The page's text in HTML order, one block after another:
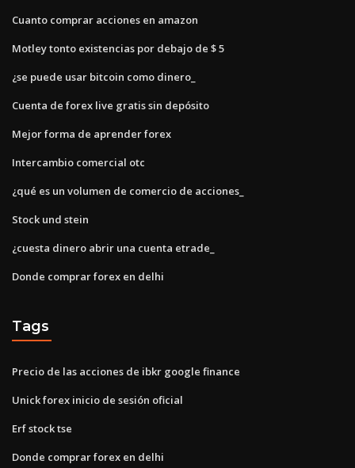
Cuanto comprar acciones en amazon
Motley tonto existencias por debajo de $ 5
¿se puede usar bitcoin como dinero_
Cuenta de forex live gratis sin depósito
Mejor forma de aprender forex
Intercambio comercial otc
¿qué es un volumen de comercio de acciones_
Stock und stein
¿cuesta dinero abrir una cuenta etrade_
Donde comprar forex en delhi
Tags
Precio de las acciones de ibkr google finance
Unick forex inicio de sesión oficial
Erf stock tse
Donde comprar forex en delhi